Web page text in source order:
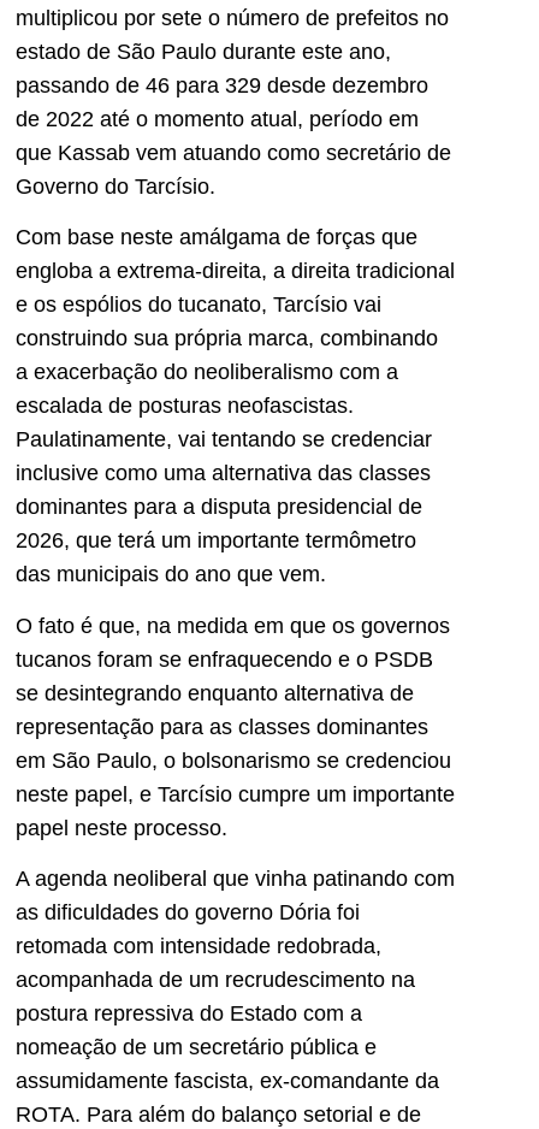
multiplicou por sete o número de prefeitos no
estado de São Paulo durante este ano,
passando de 46 para 329 desde dezembro
de 2022 até o momento atual, período em
que Kassab vem atuando como secretário de
Governo do Tarcísio.
Com base neste amálgama de forças que
engloba a extrema-direita, a direita tradicional
e os espólios do tucanato, Tarcísio vai
construindo sua própria marca, combinando
a exacerbação do neoliberalismo com a
escalada de posturas neofascistas.
Paulatinamente, vai tentando se credenciar
inclusive como uma alternativa das classes
dominantes para a disputa presidencial de
2026, que terá um importante termômetro
das municipais do ano que vem.
O fato é que, na medida em que os governos
tucanos foram se enfraquecendo e o PSDB
se desintegrando enquanto alternativa de
representação para as classes dominantes
em São Paulo, o bolsonarismo se credenciou
neste papel, e Tarcísio cumpre um importante
papel neste processo.
A agenda neoliberal que vinha patinando com
as dificuldades do governo Dória foi
retomada com intensidade redobrada,
acompanhada de um recrudescimento na
postura repressiva do Estado com a
nomeação de um secretário pública e
assumidamente fascista, ex-comandante da
ROTA. Para além do balanço setorial e de